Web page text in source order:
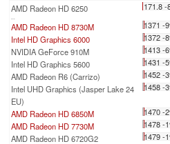
AMD Radeon HD 6250 171.8 -
...
AMD Radeon HD 8730M
1371 -
Intel HD Graphics 6000
1372 -
NVIDIA GeForce 910M
1413 -
Intel HD Graphics 5600
1431 -
AMD Radeon R6 (Carrizo)
1452 -
Intel UHD Graphics (Jasper Lake 24
EU)
1458 -
AMD Radeon HD 6850M
1470 -
AMD Radeon HD 7730M
1478 -
AMD Radeon HD 6720G2
1479 -